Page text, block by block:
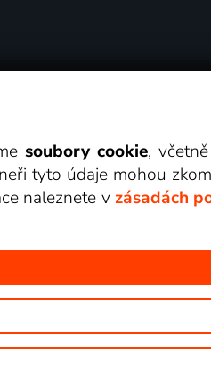
v Lepší.TV.
soubory cookie,
tyto údaje mohou
naleznete v zásadách